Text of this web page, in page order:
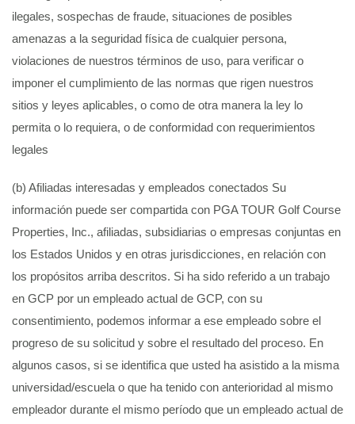
ilegales, sospechas de fraude, situaciones de posibles
amenazas a la seguridad física de cualquier persona,
violaciones de nuestros términos de uso, para verificar o
imponer el cumplimiento de las normas que rigen nuestros
sitios y leyes aplicables, o como de otra manera la ley lo
permita o lo requiera, o de conformidad con requerimientos
legales
(b) Afiliadas interesadas y empleados conectados Su
información puede ser compartida con PGA TOUR Golf Course
Properties, Inc., afiliadas, subsidiarias o empresas conjuntas en
los Estados Unidos y en otras jurisdicciones, en relación con
los propósitos arriba descritos. Si ha sido referido a un trabajo
en GCP por un empleado actual de GCP, con su
consentimiento, podemos informar a ese empleado sobre el
progreso de su solicitud y sobre el resultado del proceso. En
algunos casos, si se identifica que usted ha asistido a la misma
universidad/escuela o que ha tenido con anterioridad al mismo
empleador durante el mismo período que un empleado actual de